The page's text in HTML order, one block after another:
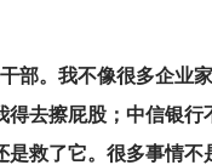
部。我不像很多企业
去擦屁股；中信银
救了它。很多事情